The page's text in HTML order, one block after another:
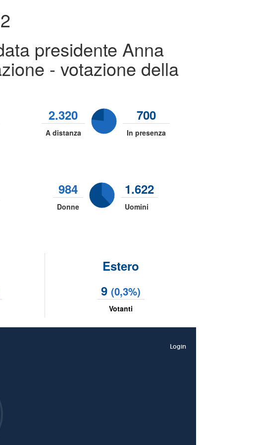
presidente Anna
- votazione della
2.320 700
A distanza In presenza
984 1.622
Donne Uomini
Estero
9 (0,3%)
Votanti